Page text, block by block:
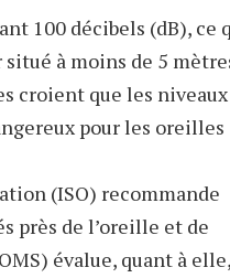
100 décibels (dB), ce
à moins de 5
croient que les niveaux
pour les oreilles
(ISO) recommande
près de l’oreille et de
évalue, quant à